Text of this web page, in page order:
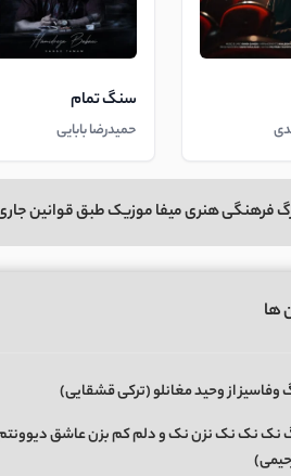
سنگ تمام
حمیدرضا بابایی
فرهنگی هنری میفا موزیک طبق قوانین
ها
وفاسیز از وحید مغانلو (ترکی قشقایی)
نک نک نک نزن نک و دلم کم بزن عاشق